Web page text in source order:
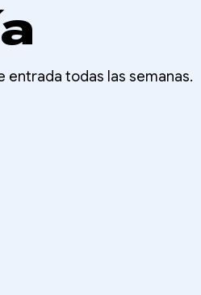
entrada todas las semanas.